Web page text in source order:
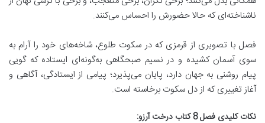
ناشناخته‌ای که حالا حضورش را احساس می‌کنند.
فصل با تصویری از قرمزی که در سکوت طلوع، شاخه‌های خود را آرام به
سوی آسمان کشیده و در نسیم صبحگاهی به‌گونه‌ای ایستاده که گویی
پیام روشنی به جهان دارد، پایان می‌پذیرد؛ پیامی از ایستادگی، آگاهی و
آغاز تغییری که از دل سکوت برخاسته است.
نکات کلیدی فصل 8 کتاب درخت آرزو: